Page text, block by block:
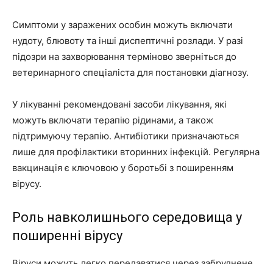
Симптоми у заражених особин можуть включати
нудоту, блювоту та інші диспептичні розлади. У разі
підозри на захворювання терміново зверніться до
ветеринарного спеціаліста для постановки діагнозу.
У лікуванні рекомендовані засоби лікування, які
можуть включати терапію рідинами, а також
підтримуючу терапію. Антибіотики призначаються
лише для профілактики вторинних інфекцій. Регулярна
вакцинація є ключовою у боротьбі з поширенням
вірусу.
Роль навколишнього середовища у
поширенні вірусу